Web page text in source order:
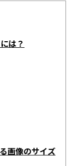
は？
画像のサイズ